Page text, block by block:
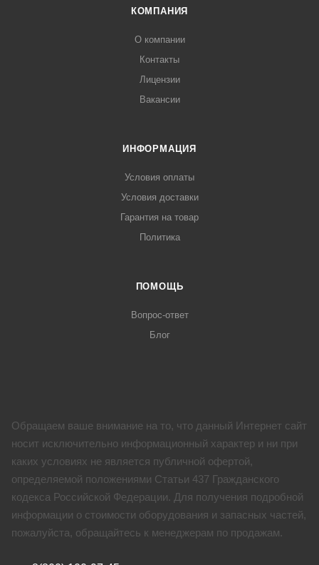
КОМПАНИЯ
О компании
Контакты
Лицензии
Вакансии
ИНФОРМАЦИЯ
Условия оплаты
Условия доставки
Гарантия на товар
Политика
ПОМОЩЬ
Вопрос-ответ
Блог
Обращаем ваше внимание на то, что данный Интернет сайт
носит исключительно информационный характер и ни при
каких условиях не является публичной офертой,
определяемой положениями Статьи 437 Гражданского
кодекса Российской Федерации. Для получения подробной
информации о стоимости оборудования и запасных частей,
пожалуйста, обращайтесь к менеджерам по продажам.